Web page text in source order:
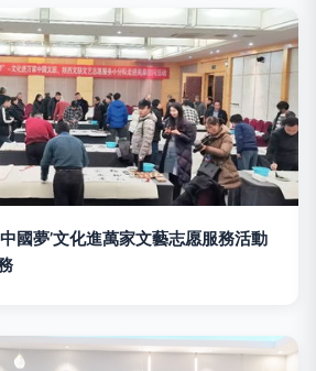
國夢’文化進萬家文藝志愿服務活動